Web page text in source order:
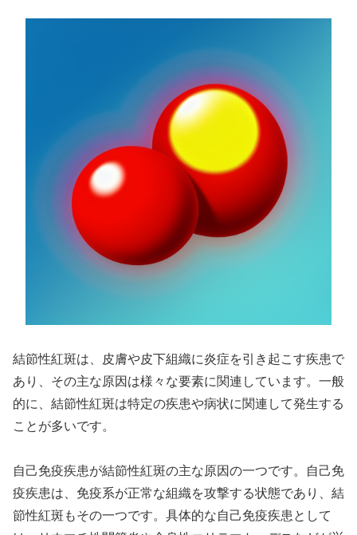
結節性紅斑は、皮膚や皮下組織に炎症を引き起こす疾患で
あり、その主な原因は様々な要素に関連しています。一般
的に、結節性紅斑は特定の疾患や病状に関連して発生する
ことが多いです。
自己免疫疾患が結節性紅斑の主な原因の一つです。自己免
疫疾患は、免疫系が正常な組織を攻撃する状態であり、結
節性紅斑もその一つです。具体的な自己免疫疾患として